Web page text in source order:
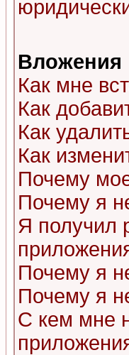
Вложения
Как мне
Как
Как
Как
Почему
Почему я
Я получил
Почему я
Почему я
С кем мне